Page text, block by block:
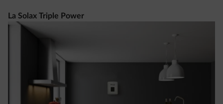
La Solax Triple Power